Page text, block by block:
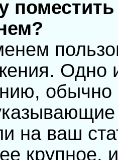
Одно
обычно
на ваш
крупное,